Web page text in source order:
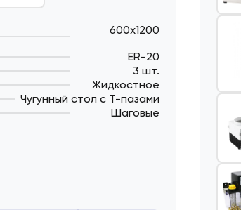
600х1200
ER-20
3 шт.
Жидкостное
Чугунный стол с Т-пазами
Шаговые